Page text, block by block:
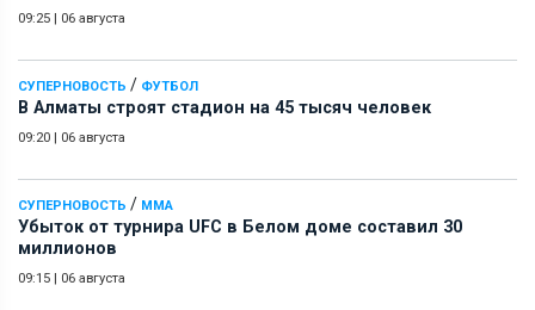
09:25 | 06 августа
СУПЕРНОВОСТЬ / ФУТБОЛ
В Алматы строят стадион на 45 тысяч человек
09:20 | 06 августа
СУПЕРНОВОСТЬ / ММА
Убыток от турнира UFC в Белом доме составил 30
миллионов
09:15 | 06 августа